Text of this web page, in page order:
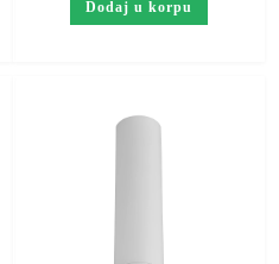
Dodaj u korpu